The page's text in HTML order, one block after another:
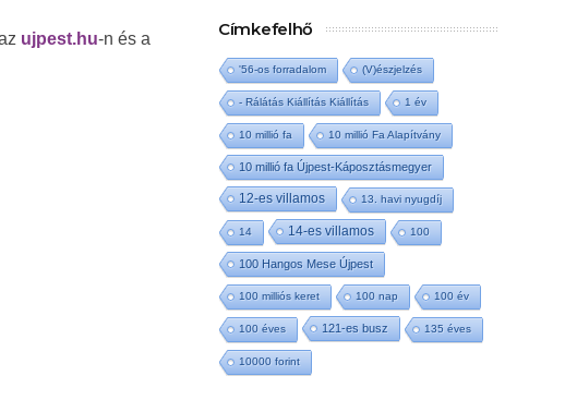
ujpest.hu-n és a
Címkefelhő
'56-os forradalom (V)észjelzés
- Rálátás Kiállítás Kiállítás 1 év
10 millió fa 10 millió Fa Alapítvány
10 millió fa Újpest-Káposztásmegyer
12-es villamos 13. havi nyugdíj
14 14-es villamos 100
100 Hangos Mese Újpest
100 milliós keret 100 nap 100 év
100 éves 121-es busz 135 éves
10000 forint